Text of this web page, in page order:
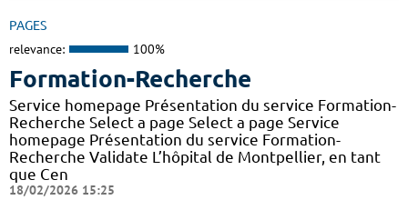
PAGES
relevance: 100%
Formation-Recherche
Service homepage Présentation du service Formation-
Recherche Select a page Select a page Service
homepage Présentation du service Formation-
Recherche Validate L’hôpital de Montpellier, en tant
que Cen
18/02/2026 15:25